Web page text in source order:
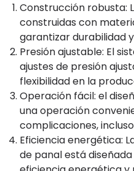
Construcción robusta:
construidas con
garantizar durabilidad
Presión ajustable: El
ajustes de presión
flexibilidad en la
Operación fácil: el
una operación
complicaciones,
Eficiencia energética:
de panal está